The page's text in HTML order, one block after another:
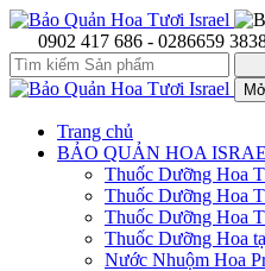
0902 417 686 - 0286659
Trang chủ
BẢO QUẢN HOA
Thuốc Dưỡng Hoa
Thuốc Dưỡng Hoa
Thuốc Dưỡng Hoa
Thuốc Dưỡng Hoa
Nước Nhuộm Hoa